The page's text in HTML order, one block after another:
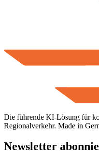
Die führende KI-Lösung für
Regionalverkehr. Made in
Newsletter